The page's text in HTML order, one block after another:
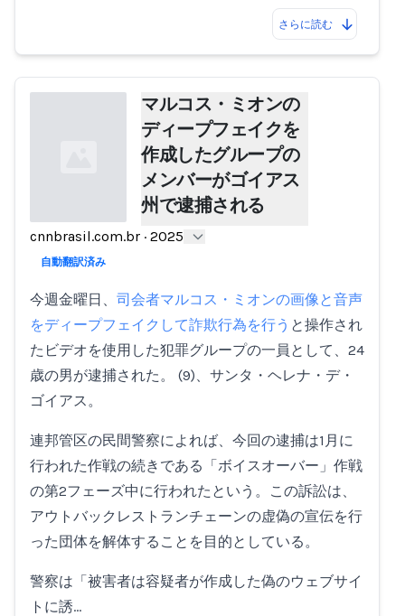
さらに読む
Loading...
マルコス・ミオンの
ディープフェイクを
作成したグループの
メンバーがゴイアス
州で逮捕される
cnnbrasil.com.br · 2025
自動翻訳済み
今週金曜日、 司会者マルコス・ミオンの画像と音声
をディープフェイクして詐欺行為を行う と操作され
たビデオを使用した犯罪グループの一員として、24
歳の男が逮捕された。 (9)、サンタ・ヘレナ・デ・
ゴイアス。
連邦管区の民間警察によれば、今回の逮捕は1月に
行われた作戦の続きである「ボイスオーバー」作戦
の第2フェーズ中に行われたという。この訴訟は、
アウトバックレストランチェーンの虚偽の宣伝を行
った団体を解体することを目的としている。
警察は「被害者は容疑者が作成した偽のウェブサイ
トに誘…